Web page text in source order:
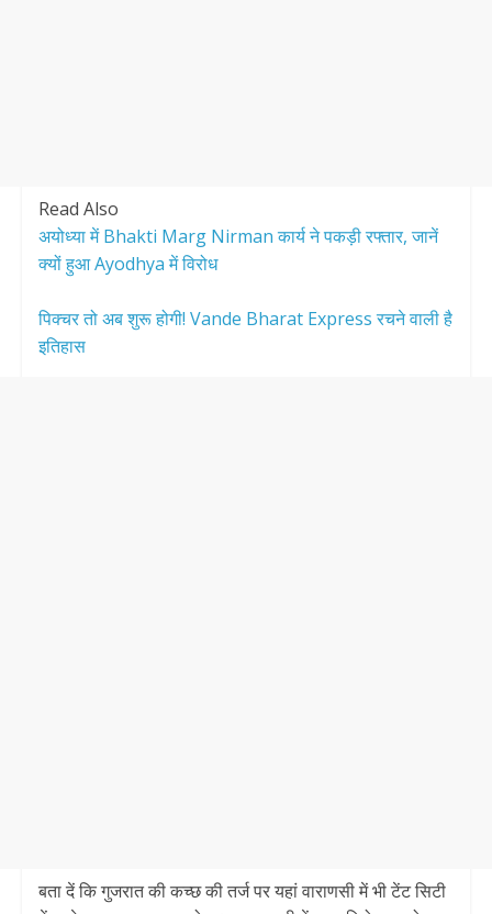
Read Also
अयोध्या में Bhakti Marg Nirman कार्य ने पकड़ी रफ्तार, जानें
क्यों हुआ Ayodhya में विरोध
पिक्चर तो अब शुरू होगी! Vande Bharat Express रचने वाली है
इतिहास
बता दें कि गुजरात की कच्छ की तर्ज पर यहां वाराणसी में भी टेंट सिटी